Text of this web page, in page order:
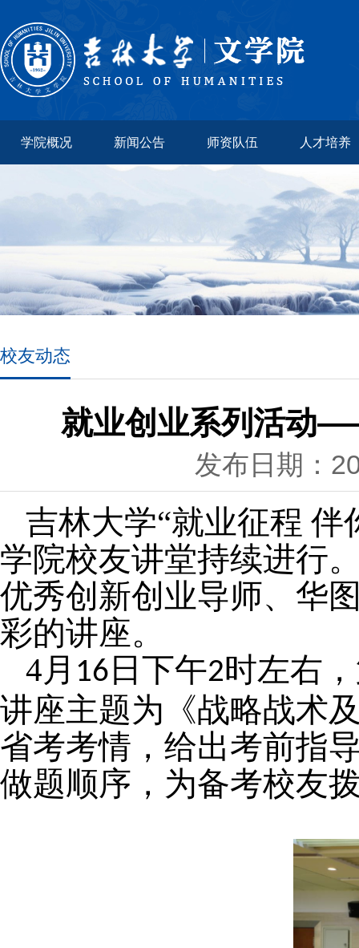
学院概况 新闻公告 师资队伍 人才培养
校友动态
就业创业系列活动
发布日期：
吉林大学“就业征程
学院校友讲堂持续进行
优秀创新创业导师、华
彩的讲座。
4月 16 日下午2时左右
讲座主题为《战略战术
省考考情，给出考前指
做题顺序，为备考校友